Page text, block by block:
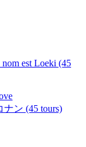
est Loeki (45
ナン (45 tours)